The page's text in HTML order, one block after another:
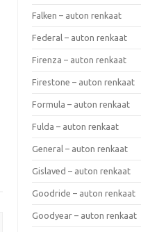
Falken – auton renkaat
Federal – auton renkaat
Firenza – auton renkaat
Firestone – auton renkaat
Formula – auton renkaat
Fulda – auton renkaat
General – auton renkaat
Gislaved – auton renkaat
Goodride – auton renkaat
Goodyear – auton renkaat